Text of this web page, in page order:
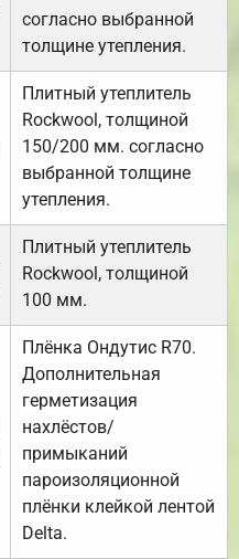
согласно выбранной
толщине утепления.
Плитный утеплитель
Rockwool, толщиной
150/200 мм. согласно
выбранной толщине
утепления.
Плитный утеплитель
Rockwool, толщиной
100 мм.
Плёнка Ондутис R70.
Дополнительная
герметизация
нахлёстов/
примыканий
пароизоляционной
плёнки клейкой лентой
Delta.